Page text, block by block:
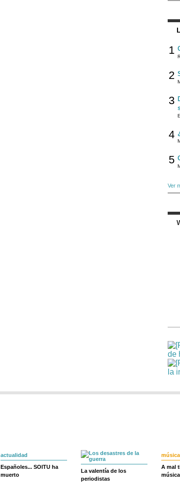
1
2
3
4
5
Ver
actualidad
Españoles... SOITU ha
muerto
La valentía de los
periodistas
música
A mal
música